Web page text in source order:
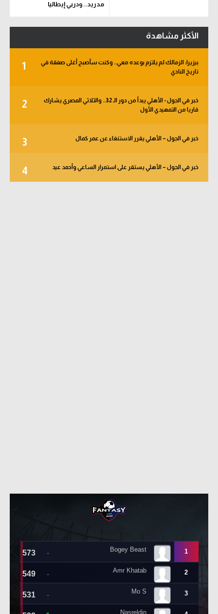
مدريد.. ودربي إيطاليا
الأكثر مشاهدة
1
بيزيرا: الزمالك لم يلتزم بوعده معي.. وكنت سأصبح أغلى صفقة في
تاريخ النادي
2
خبر في الجول - الأهلي يبدأ من دور الـ 32.. والثلاثي المصري يشارك
قاريا من التمهيدي الأول
3 خبر في الجول – الأهلي يقرر الاستنغاء عن عمر كمال
4 خبر في الجول – الأهلي يستقر على استمرار الساعي وأحمد عيد